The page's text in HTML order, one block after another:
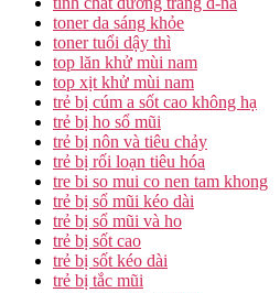
toner da sáng khỏe
toner tuổi dậy thì
top lăn khử mùi nam
top xịt khử mùi nam
trẻ bị cúm a sốt cao không hạ
trẻ bị ho sổ mũi
trẻ bị nôn và tiêu chảy
trẻ bị rối loạn tiêu hóa
tre bi so mui co nen tam khong
trẻ bị sổ mũi kéo dài
trẻ bị sổ mũi và ho
trẻ bị sốt cao
trẻ bị sốt kéo dài
trẻ bị tắc mũi